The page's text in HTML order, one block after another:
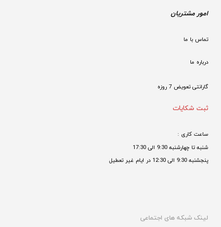
امور مشتریان
تماس با ما
درباره ما
گارانتی تعویض 7 روزه
ثبت شکایات
ساعت کاری :
شنبه تا چهارشنبه 9:30 الی 17:30
پنجشنبه 9:30 الی 12:30 در ایام غیر تعطیل
لینک شبکه های اجتماعی